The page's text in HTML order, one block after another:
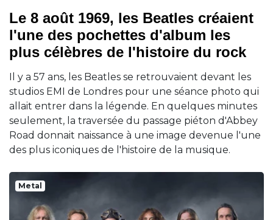
Le 8 août 1969, les Beatles créaient
l'une des pochettes d'album les
plus célèbres de l'histoire du rock
Il y a 57 ans, les Beatles se retrouvaient devant les
studios EMI de Londres pour une séance photo qui
allait entrer dans la légende. En quelques minutes
seulement, la traversée du passage piéton d'Abbey
Road donnait naissance à une image devenue l'une
des plus iconiques de l'histoire de la musique.
Metal